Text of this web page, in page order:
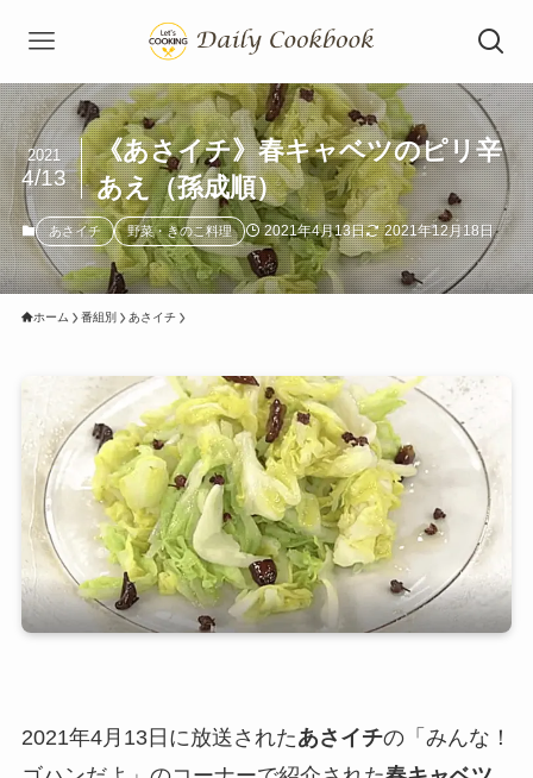
《あさイチ》春キャベツのピリ辛
あえ（孫成順）
2021
4/13
あさイチ 野菜・きのこ料理 2021年4月13日 2021年12月18日
ホーム 番組別 あさイチ
2021年4月13日に放送されたあさイチの「みんな！